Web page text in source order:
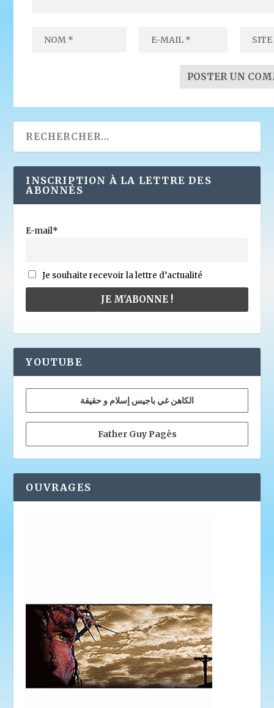
INSCRIPTION À LA LETTRE DES
ABONNÉS
E-mail*
Je souhaite recevoir la lettre d’actualité
YOUTUBE
الكاهن غي باجيس إسلام و حقيقة
Father Guy Pagès
OUVRAGES